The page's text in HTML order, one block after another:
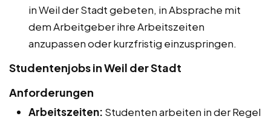
in Weil der Stadt gebeten, in Absprache mit
dem Arbeitgeber ihre Arbeitszeiten
anzupassen oder kurzfristig einzuspringen.
Studentenjobs in Weil der Stadt
Anforderungen
Arbeitszeiten: Studenten arbeiten in der Regel